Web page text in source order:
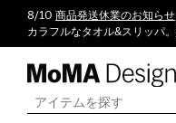
8/10 商品発送休業のお知らせ
カラフルなタオル&スリッパ。